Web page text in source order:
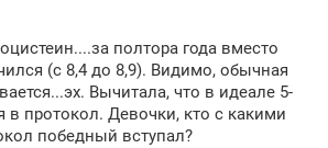
полтора года вместо
(с 8,4 до 8,9). Видимо, обычная
Вычитала, что в идеале 5-
в протокол. Девочки, кто с какими
победный вступал?